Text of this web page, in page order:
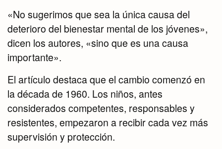
«No sugerimos que sea la única causa del
deterioro del bienestar mental de los jóvenes»,
dicen los autores, «sino que es una causa
importante».
El artículo destaca que el cambio comenzó en
la década de 1960. Los niños, antes
considerados competentes, responsables y
resistentes, empezaron a recibir cada vez más
supervisión y protección.